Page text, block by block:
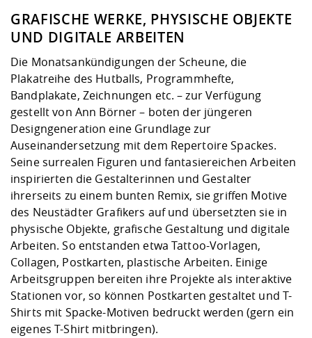
GRAFISCHE WERKE, PHYSISCHE OBJEKTE
UND DIGITALE ARBEITEN
Die Monatsankündigungen der Scheune, die
Plakatreihe des Hutballs, Programmhefte,
Bandplakate, Zeichnungen etc. – zur Verfügung
gestellt von Ann Börner – boten der jüngeren
Designgeneration eine Grundlage zur
Auseinandersetzung mit dem Repertoire Spackes.
Seine surrealen Figuren und fantasiereichen Arbeiten
inspirierten die Gestalterinnen und Gestalter
ihrerseits zu einem bunten Remix, sie griffen Motive
des Neustädter Grafikers auf und übersetzten sie in
physische Objekte, grafische Gestaltung und digitale
Arbeiten. So entstanden etwa Tattoo-Vorlagen,
Collagen, Postkarten, plastische Arbeiten. Einige
Arbeitsgruppen bereiten ihre Projekte als interaktive
Stationen vor, so können Postkarten gestaltet und T-
Shirts mit Spacke-Motiven bedruckt werden (gern ein
eigenes T-Shirt mitbringen).